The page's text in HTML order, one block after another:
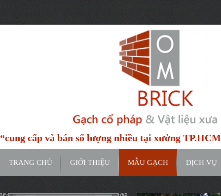
“cung cấp và bán số lượng nhiều tại xưởng
TRANG CHỦ GIỚI THIỆU MẪU GẠCH DỊCH VỤ